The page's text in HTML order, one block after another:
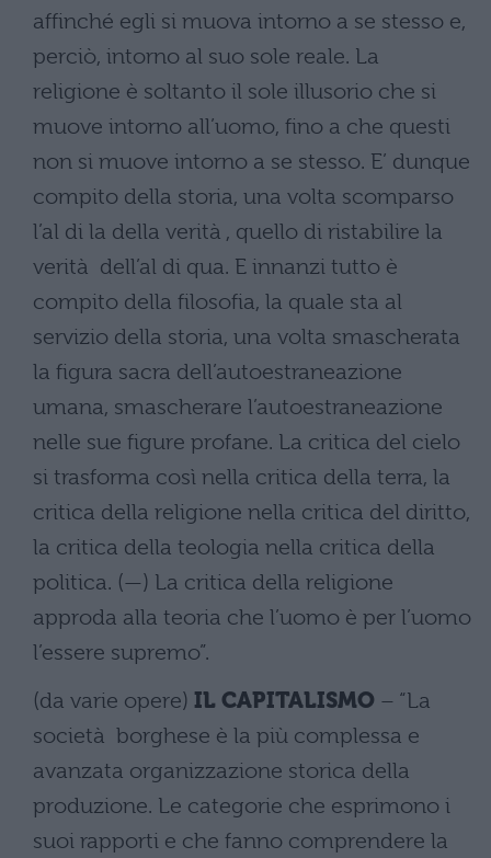
affinché egli si muova intorno a se stesso e,
perciò, intorno al suo sole reale. La
religione è soltanto il sole illusorio che si
muove intorno all’uomo, fino a che questi
non si muove intorno a se stesso. E’ dunque
compito della storia, una volta scomparso
l’al di la della verità , quello di ristabilire la
verità dell’al di qua. E innanzi tutto è
compito della filosofia, la quale sta al
servizio della storia, una volta smascherata
la figura sacra dell’autoestraneazione
umana, smascherare l’autoestraneazione
nelle sue figure profane. La critica del cielo
si trasforma così nella critica della terra, la
critica della religione nella critica del diritto,
la critica della teologia nella critica della
politica. (—) La critica della religione
approda alla teoria che l’uomo è per l’uomo
l’essere supremo”.
(da varie opere) IL CAPITALISMO – “La
società borghese è la più complessa e
avanzata organizzazione storica della
produzione. Le categorie che esprimono i
suoi rapporti e che fanno comprendere la